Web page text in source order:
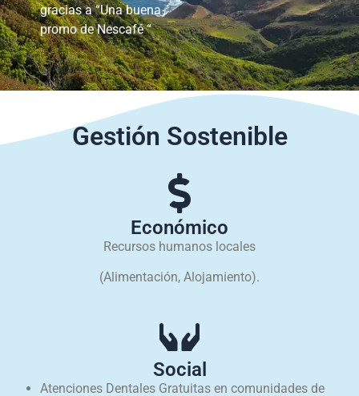
gracias a “Una buena
promo de Nescafé “
Gestión Sostenible
Económico
Recursos humanos locales
(Alimentación, Alojamiento).
Social
Atenciones Dentales Gratuitas en comunidades de